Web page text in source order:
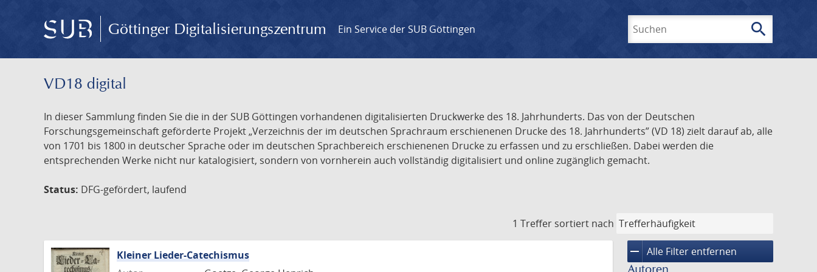
Göttinger Digitalisierungszentrum Ein Service der SUB Göttingen search
VD18 digital
In dieser Sammlung finden Sie die in der SUB Göttingen vorhandenen digitalisierten Druckwerke des 18. Jahrhunderts. Das von der Deutschen
Forschungsgemeinschaft geförderte Projekt „Verzeichnis der im deutschen Sprachraum erschienenen Drucke des 18. Jahrhunderts” (VD 18) zielt darauf ab, alle
von 1701 bis 1800 in deutscher Sprache oder im deutschen Sprachbereich erschienenen Drucke zu erfassen und zu erschließen. Dabei werden die
entsprechenden Werke nicht nur katalogisiert, sondern von vornherein auch vollständig digitalisiert und online zugänglich gemacht.
Status: DFG-gefördert, laufend
1 Treffer sortiert nach
remove Alle Filter entfernen
Kleiner Lieder-Catechismus